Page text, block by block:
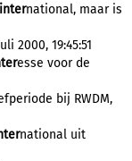
international, maar is
2000, 19:45:51
esse voor de
bij RWDM,
national uit